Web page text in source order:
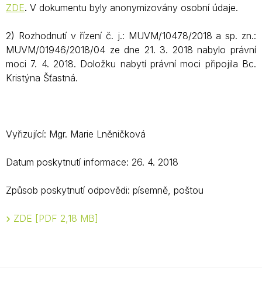
ZDE. V dokumentu byly anonymizovány osobní údaje.
2) Rozhodnutí v řízení č. j.: MUVM/10478/2018 a sp. zn.:
MUVM/01946/2018/04 ze dne 21. 3. 2018 nabylo právní
moci 7. 4. 2018. Doložku nabytí právní moci připojila Bc.
Kristýna Šťastná.
Vyřizující: Mgr. Marie Lněničková
Datum poskytnutí informace: 26. 4. 2018
Způsob poskytnutí odpovědi: písemně, poštou
ZDE PDF 2,18 MB